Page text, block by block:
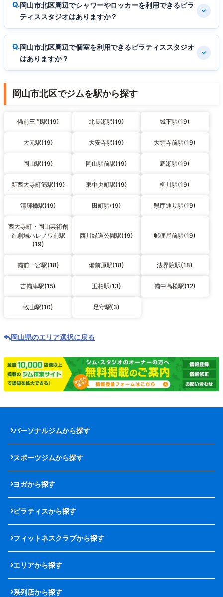
岡山市北区周辺でシャワーやロッカーを利用できるピラ
ティススタジオはありますか？
岡山市北区周辺で個室を利用できるピラティススタジオ
はありますか？
岡山市北区でジムを駅から探す
備前三門駅(19) 北長瀬駅(19) 城下駅(19)
大元駅(19) 大安寺駅(19) 大雲寺前駅(19)
岡山駅(19) 岡山駅前駅(19) 庭瀬駅(19)
新西大寺町筋駅(19) 東中央町駅(19) 柳川駅(19)
清輝橋駅(19) 田町駅(19) 県庁通り駅(19)
西大寺町・岡山芸術創
造劇場ハレノワ前駅
(19)
西川緑道公園駅(19) 郵便局前駅(19)
備前一宮駅(18) 備前原駅(18) 法界院駅(18)
吉備津駅(15) 玉柏駅(13) 備中高松駅(12)
牧山駅(10) 足守駅(3)
岡山県のエリア選択に戻る
パーソナルジムから探す
スポーツジムから探す
ヨガから探す
ピラティスから探す
フィットネスクラブから探す
エリアから探す
系列店から探す